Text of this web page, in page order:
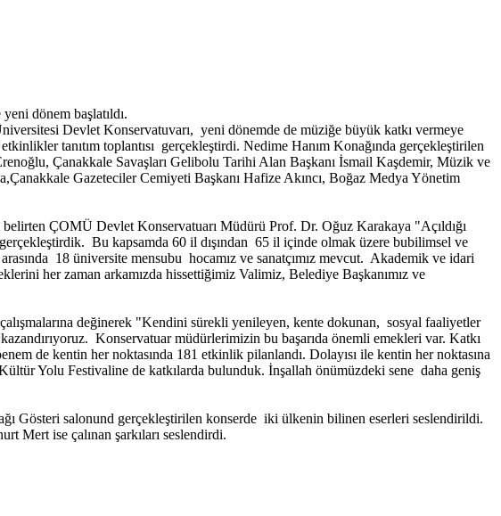
dönem başlatıldı.
Devlet Konservatuvarı, yeni dönemde de müziğe büyük katkı vermeye
tanıtım toplantısı gerçekleştirdi. Nedime Hanım Konağında gerçekleştirilen
Çanakkale Savaşları Gelibolu Tarihi Alan Başkanı İsmail Kaşdemir, Müzik ve
Gazeteciler Cemiyeti Başkanı Hafize Akıncı, Boğaz Medya Yönetim
ÇOMÜ Devlet Konservatuarı Müdürü Prof. Dr. Oğuz Karakaya "Açıldığı
Bu kapsamda 60 il dışından 65 il içinde olmak üzere bubilimsel ve
18 üniversite mensubu hocamız ve sanatçımız mevcut. Akademik ve idari
her zaman arkamızda hissettiğimiz Valimiz, Belediye Başkanımız ve
değinerek "Kendini sürekli yenileyen, kente dokunan, sosyal faaliyetler
Konservatuar müdürlerimizin bu başarıda önemli emekleri var. Katkı
de kentin her noktasında 181 etkinlik pilanlandı. Dolayısı ile kentin her noktasına
Yolu Festivaline de katkılarda bulunduk. İnşallah önümüzdeki sene daha geniş
Gösteri salonund gerçekleştirilen konserde iki ülkenin bilinen eserleri seslendirildi.
Mert ise çalınan şarkıları seslendirdi.